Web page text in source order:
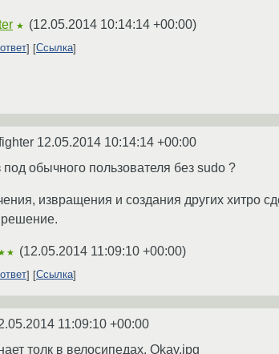
★ (12.05.2014 10:14:14 +00:00)
Ссылка
12.05.2014 10:14:14 +00:00
под обычного пользователя без sudo ?
извращения и создания других хитро
решение.
(12.05.2014 11:09:10 +00:00)
Ссылка
11:09:10 +00:00
толк в велосипедах. Okay.jpg